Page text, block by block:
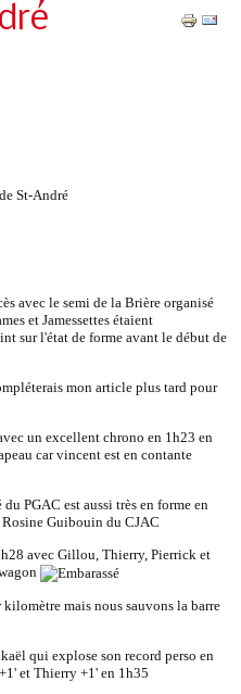
St-André
avec le semi de la Brière organisé
et Jamessettes étaient
sur l'état de forme avant le début de
mon article plus tard pour
un excellent chrono en 1h23 en
car vincent est en contante
PGAC est aussi très en forme en
Guibouin du CJAC
avec Gillou, Thierry, Pierrick et
mais nous sauvons la barre
qui explose son record perso en
et Thierry +1' en 1h35